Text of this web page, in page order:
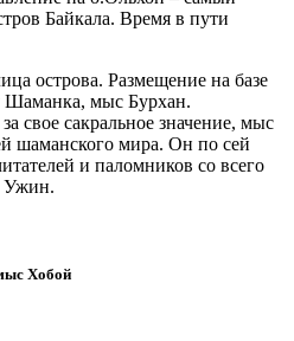
Байкала. Время в пути
острова. Размещение на базе
Шаманка, мыс Бурхан.
свое сакральное значение, мыс
шаманского мира. Он по сей
и паломников со всего
Ужин.
Хобой